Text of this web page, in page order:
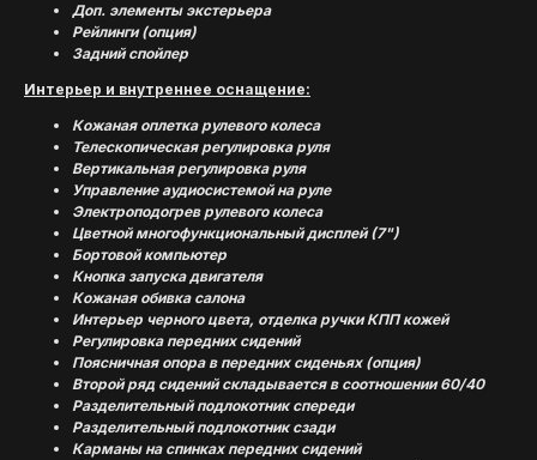
Доп. элементы экстерьера
Рейлинги (опция)
Задний спойлер
Интерьер и внутреннее оснащение:
Кожаная оплетка рулевого колеса
Телескопическая регулировка руля
Вертикальная регулировка руля
Управление аудиосистемой на руле
Электроподогрев рулевого колеса
Цветной многофункциональный дисплей (7")
Бортовой компьютер
Кнопка запуска двигателя
Кожаная обивка салона
Интерьер черного цвета, отделка ручки КПП кожей
Регулировка передних сидений
Поясничная опора в передних сиденьях (опция)
Второй ряд сидений складывается в соотношении 60/40
Разделительный подлокотник спереди
Разделительный подлокотник сзади
Карманы на спинках передних сидений